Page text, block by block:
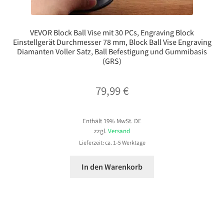
VEVOR Block Ball Vise mit 30 PCs, Engraving Block
Einstellgerät Durchmesser 78 mm, Block Ball Vise Engraving
Diamanten Voller Satz, Ball Befestigung und Gummibasis
(GRS)
79,99€
Enthält 19% MwSt. DE
zzgl. Versand
Lieferzeit: ca. 1-5 Werktage
In den Warenkorb